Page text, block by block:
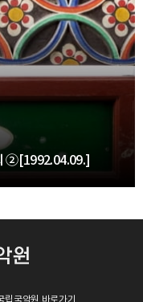
②[1992.04.09.]
립국악원 바로가기